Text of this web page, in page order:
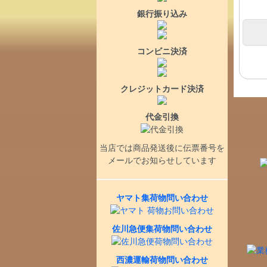
銀行振り込み
コンビニ決済
クレジットカード決済
代金引換
当店では商品発送後に伝票番号を
メールでお知らせしています
ヤマト集荷物問い合わせ
佐川急便集荷物問い合わせ
西濃運輸荷物問い合わせ